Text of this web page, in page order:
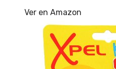
Ver en Amazon